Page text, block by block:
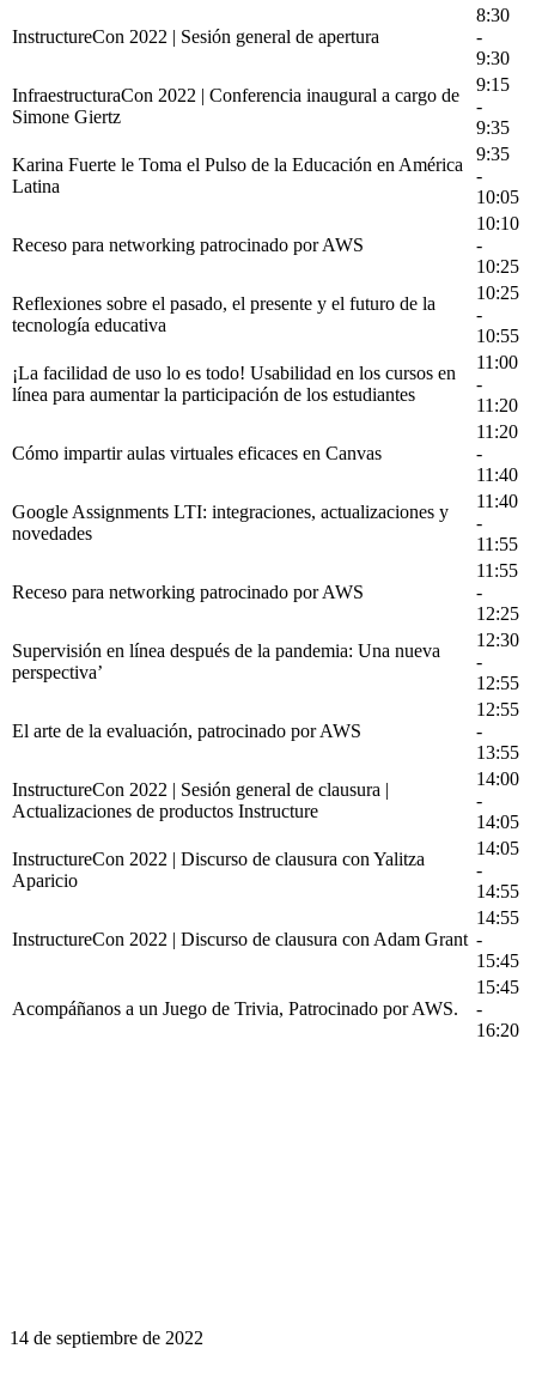
InstructureCon 2022 | Sesión general de apertura
8:30
-
9:30
InfraestructuraCon 2022 | Conferencia inaugural a cargo de
Simone Giertz
9:15
-
9:35
Karina Fuerte le Toma el Pulso de la Educación en América
Latina
9:35
-
10:05
Receso para networking patrocinado por AWS
10:10
-
10:25
Reflexiones sobre el pasado, el presente y el futuro de la
tecnología educativa
10:25
-
10:55
¡La facilidad de uso lo es todo! Usabilidad en los cursos en
línea para aumentar la participación de los estudiantes
11:00
-
11:20
Cómo impartir aulas virtuales eficaces en Canvas
11:20
-
11:40
Google Assignments LTI: integraciones, actualizaciones y
novedades
11:40
-
11:55
Receso para networking patrocinado por AWS
11:55
-
12:25
Supervisión en línea después de la pandemia: Una nueva
perspectiva’
12:30
-
12:55
El arte de la evaluación, patrocinado por AWS
12:55
-
13:55
InstructureCon 2022 | Sesión general de clausura |
Actualizaciones de productos Instructure
14:00
-
14:05
InstructureCon 2022 | Discurso de clausura con Yalitza
Aparicio
14:05
-
14:55
InstructureCon 2022 | Discurso de clausura con Adam Grant
14:55
-
15:45
Acompáñanos a un Juego de Trivia, Patrocinado por AWS.
15:45
-
16:20
14 de septiembre de 2022